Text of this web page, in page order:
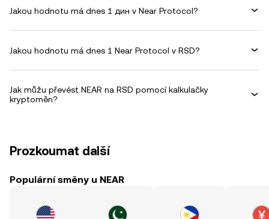
Jakou hodnotu má dnes 1 дин v Near Protocol?
Jakou hodnotu má dnes 1 Near Protocol v RSD?
Jak můžu převést NEAR na RSD pomocí kalkulačky
kryptoměn?
Prozkoumat další
Populární směny u NEAR